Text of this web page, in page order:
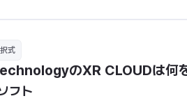
式
のXR CLOUDは何
フト